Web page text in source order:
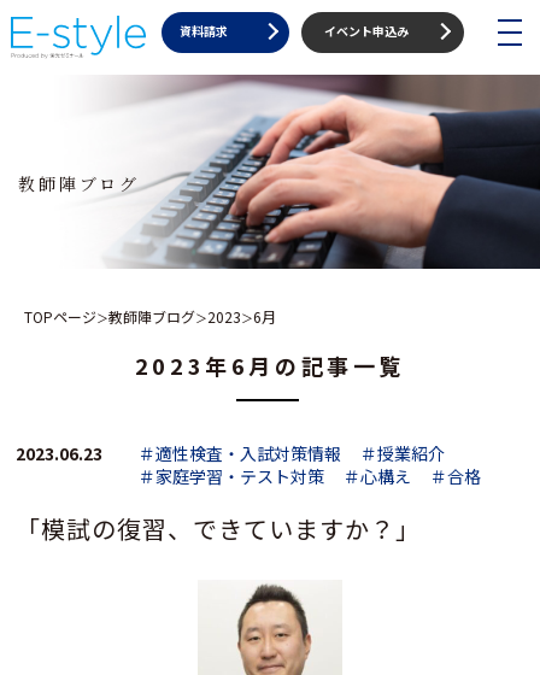
toggle
資料請求 イベント申込み
教師陣ブログ
TOPページ＞教師陣ブログ＞2023＞6月
2023年6月の記事一覧
2023.06.23 ＃適性検査・入試対策情報
＃授業紹介
＃家庭学習・テスト対策
＃心構え ＃合格
「模試の復習、できていますか？」